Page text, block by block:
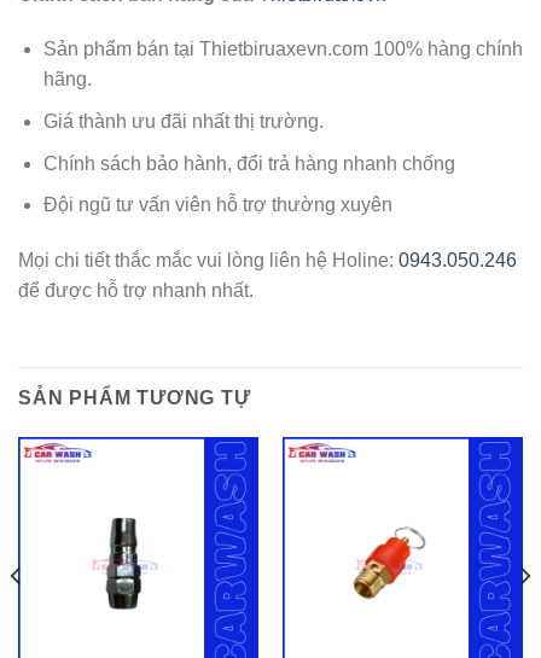
Sản phẩm bán tại Thietbiruaxevn.com 100% hàng chính
hãng.
Giá thành ưu đãi nhất thị trường.
Chính sách bảo hành, đổi trả hàng nhanh chống
Đội ngũ tư vấn viên hỗ trợ thường xuyên
Mọi chi tiết thắc mắc vui lòng liên hệ Holine: 0943.050.246
để được hỗ trợ nhanh nhất.
SẢN PHẨM TƯƠNG TỰ